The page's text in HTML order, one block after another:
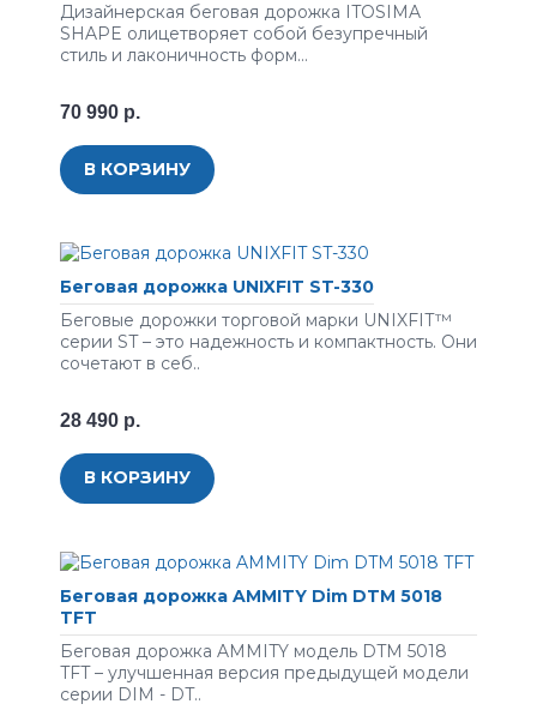
Дизайнерская беговая дорожка ITOSIMA
SHAPE олицетворяет собой безупречный
стиль и лаконичность форм...
70 990 р.
В КОРЗИНУ
Беговая дорожка UNIXFIT ST-330
Беговые дорожки торговой марки UNIXFIT™
серии ST – это надежность и компактность. Они
сочетают в себ..
28 490 р.
В КОРЗИНУ
Беговая дорожка AMMITY Dim DTM 5018
TFT
Беговая дорожка AMMITY модель DTM 5018
TFT – улучшенная версия предыдущей модели
серии DIM - DT..